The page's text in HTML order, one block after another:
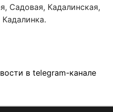
Садовая, Кадалинская,
в telegram-канале